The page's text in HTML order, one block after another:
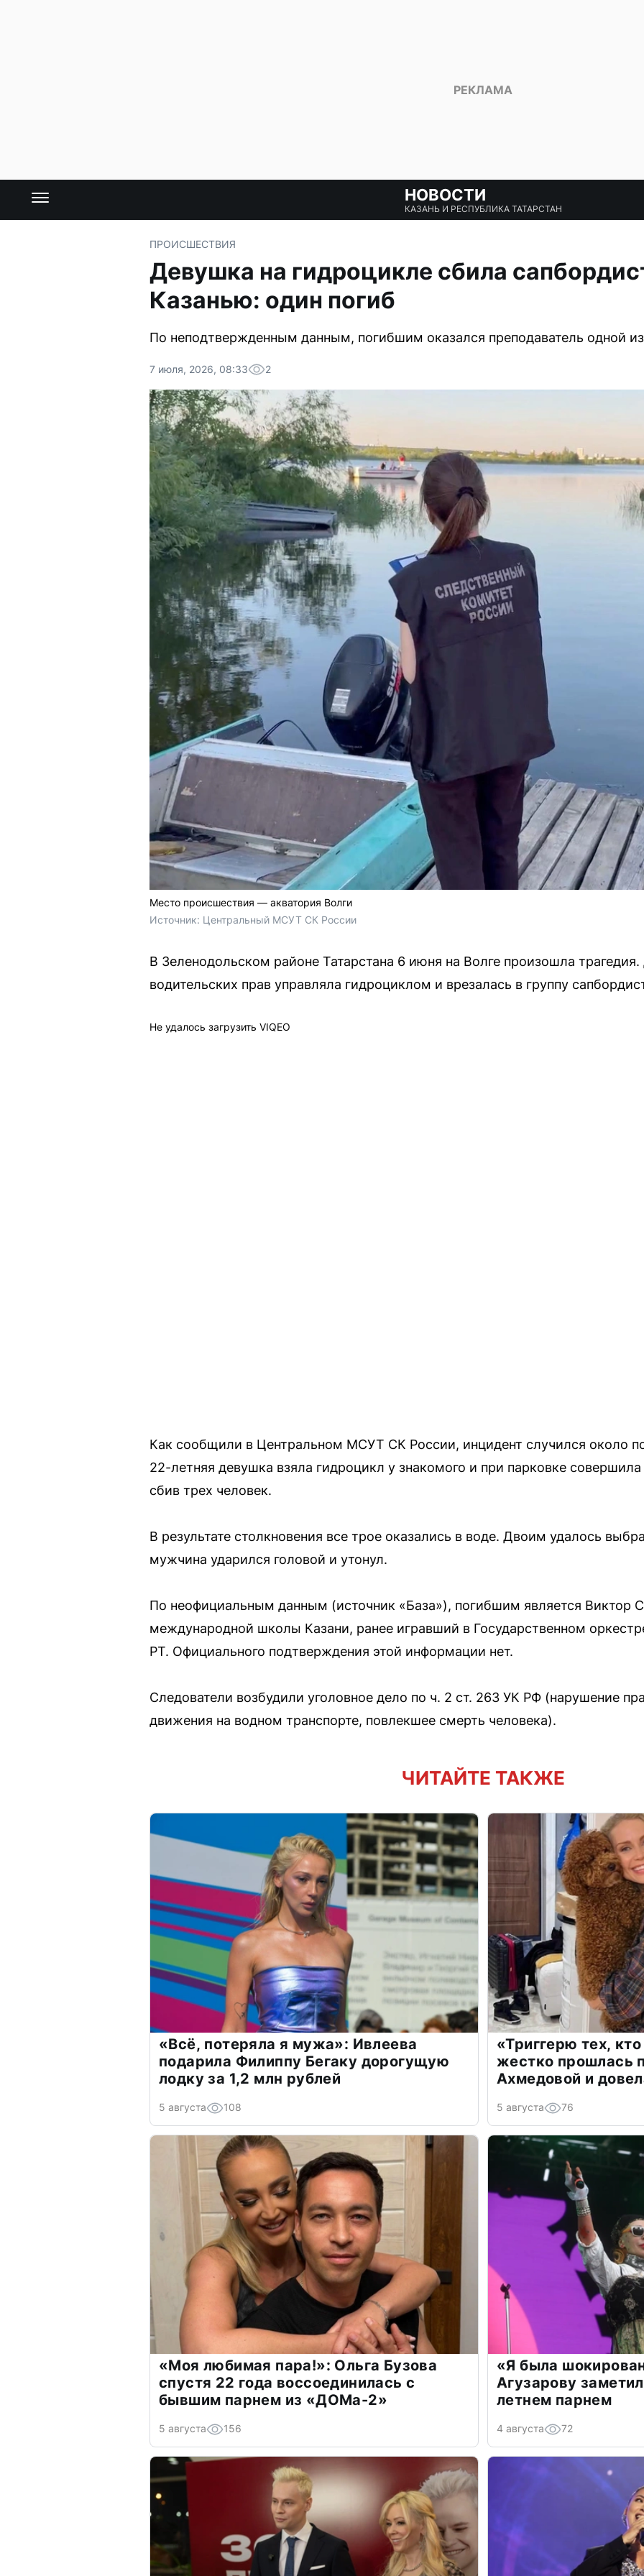
НОВОСТИ
КАЗАНЬ И РЕСПУБЛИКА ТАТАРСТАН
ПРОИСШЕСТВИЯ
Девушка на гидроцикле сбила
Казанью: один погиб
По неподтвержденным данным, погибшим оказался преподаватель одной
7 июля, 2026, 08:33 2
Место происшествия — акватория Волги
Источник: Центральный МСУТ СК России
В Зеленодольском районе Татарстана 6 июня на Волге произошла
водительских прав управляла гидроциклом и врезалась в группу
Не удалось загрузить VIQEO
Как сообщили в Центральном МСУТ СК России, инцидент случился около
22-летняя девушка взяла гидроцикл у знакомого и при парковке
сбив трех человек.
В результате столкновения все трое оказались в воде. Двоим удалось
мужчина ударился головой и утонул.
По неофициальным данным (источник «База»), погибшим является Виктор
международной школы Казани, ранее игравший в Государственном
РТ. Официального подтверждения этой информации нет.
Следователи возбудили уголовное дело по ч. 2 ст. 263 УК РФ (нарушение
движения на водном транспорте, повлекшее смерть человека).
ЧИТАЙТЕ ТАКЖЕ
«Всё, потеряла я мужа»: Ивлеева
подарила Филиппу Бегаку дорогущую
лодку за 1,2 млн рублей
5 августа 108
«Триггерю тех,
жестко прошлась
Ахмедовой и
5 августа 76
«Моя любимая пара!»: Ольга Бузова
спустя 22 года воссоединилась с
бывшим парнем из «ДОМа-2»
5 августа 156
«Я была
Агузарову
летнем парнем
4 августа 72